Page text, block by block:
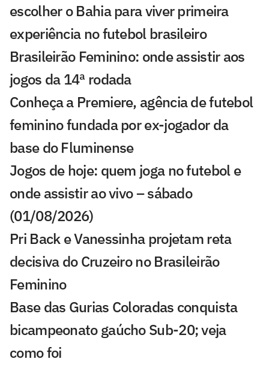
escolher o Bahia para viver primeira
experiência no futebol brasileiro
Brasileirão Feminino: onde assistir aos
jogos da 14ª rodada
Conheça a Premiere, agência de futebol
feminino fundada por ex-jogador da
base do Fluminense
Jogos de hoje: quem joga no futebol e
onde assistir ao vivo – sábado
(01/08/2026)
Pri Back e Vanessinha projetam reta
decisiva do Cruzeiro no Brasileirão
Feminino
Base das Gurias Coloradas conquista
bicampeonato gaúcho Sub-20; veja
como foi